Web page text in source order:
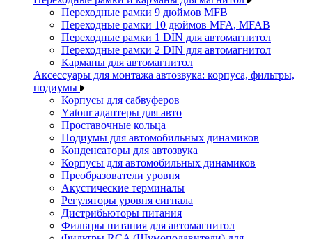
Переходные рамки 9 дюймов MFB
Переходные рамки 10 дюймов MFA, MFAB
Переходные рамки 1 DIN для автомагнитол
Переходные рамки 2 DIN для автомагнитол
Карманы для автомагнитол
Аксессуары для монтажа автозвука: корпуса, фильтры,
подиумы
Корпусы для сабвуферов
Yаtour адаптеры для авто
Проставочные кольца
Подиумы для автомобильных динамиков
Конденсаторы для автозвука
Корпусы для автомобильных динамиков
Преобразователи уровня
Акустические терминалы
Регуляторы уровня сигнала
Дистрибьюторы питания
Фильтры питания для автомагнитол